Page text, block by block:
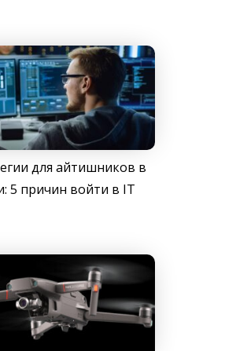
для айтишников в
5 причин войти в IT